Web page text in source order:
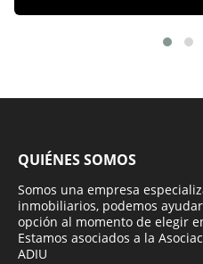
QUIÉNES SOMOS
Somos una empresa
inmobiliarios, podemos
opción al momento de elegir
Estamos asociados a la
ADIU